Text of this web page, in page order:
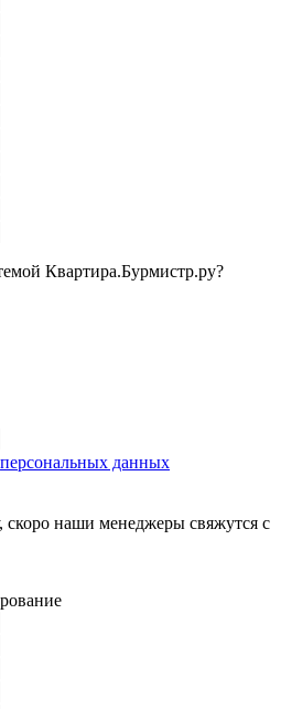
Квартира.Бурмистр.ру?
персональных данных
наши менеджеры свяжутся с